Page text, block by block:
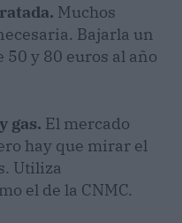
Muchos
Bajarla un
y 80 euros al año
gas. El mercado
hay que mirar el
Utiliza
el de la CNMC.